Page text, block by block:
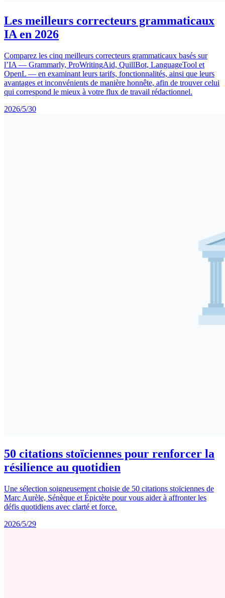
Les meilleurs correcteurs grammaticaux
IA en 2026
Comparez les cinq meilleurs correcteurs grammaticaux basés sur
l’IA — Grammarly, ProWritingAid, QuillBot, LanguageTool et
OpenL — en examinant leurs tarifs, fonctionnalités, ainsi que leurs
avantages et inconvénients de manière honnête, afin de trouver celui
qui correspond le mieux à votre flux de travail rédactionnel.
2026/5/30
50 citations stoïciennes pour renforcer la
résilience au quotidien
Une sélection soigneusement choisie de 50 citations stoïciennes de
Marc Aurèle, Sénèque et Épictète pour vous aider à affronter les
défis quotidiens avec clarté et force.
2026/5/29